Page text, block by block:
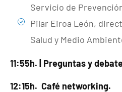
Servicio de
Pilar Eiroa León,
Salud y Medio
11:55h. | Preguntas y
12:15h. Café networking.